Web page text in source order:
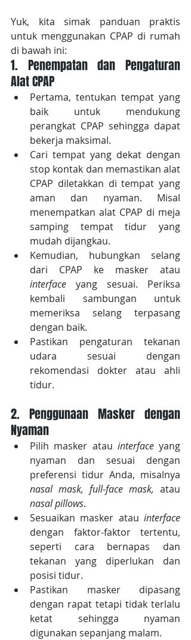
Yuk, kita simak panduan praktis
untuk menggunakan CPAP di rumah
di bawah ini:
1. Penempatan dan Pengaturan
Alat CPAP
Pertama, tentukan tempat yang
baik untuk mendukung
perangkat CPAP sehingga dapat
bekerja maksimal.
Cari tempat yang dekat dengan
stop kontak dan memastikan alat
CPAP diletakkan di tempat yang
aman dan nyaman. Misal
menempatkan alat CPAP di meja
samping tempat tidur yang
mudah dijangkau.
Kemudian, hubungkan selang
interface yang sesuai. Periksa
kembali sambungan untuk
memeriksa selang terpasang
dengan baik.
Pastikan pengaturan tekanan
udara sesuai dengan
rekomendasi dokter atau ahli
tidur.
2. Penggunaan Masker dengan
Nyaman
Pilih masker atau interface yang
nyaman dan sesuai dengan
nasal mask, full-face mask,
nasal pillows.
Sesuaikan masker atau interface
dengan faktor-faktor tertentu,
seperti cara bernapas dan
tekanan yang diperlukan dan
posisi tidur.
Pastikan masker dipasang
dengan rapat tetapi tidak terlalu
ketat sehingga nyaman
digunakan sepanjang malam.